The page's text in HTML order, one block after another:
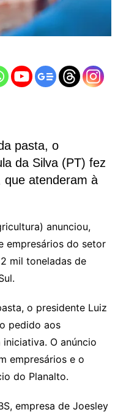
pasta, o
da Silva (PT) fez
que atenderam à
anunciou,
empresários do setor
mil toneladas de
o presidente Luiz
pedido aos
O anúncio
empresários e o
do Planalto.
empresa de Joesley